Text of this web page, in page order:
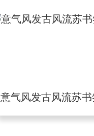
意气风发古风流苏